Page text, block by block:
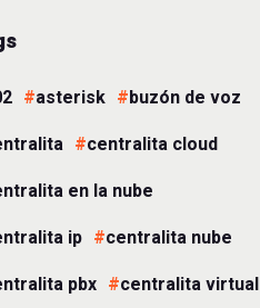
asterisk
buzón de voz
centralita cloud
en la nube
ip
centralita nube
pbx
centralita virtual